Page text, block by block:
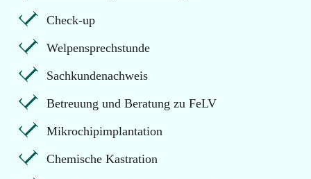
Check-up
Welpensprechstunde
Sachkundenachweis
Betreuung und Beratung zu FeLV
Mikrochipimplantation
Chemische Kastration